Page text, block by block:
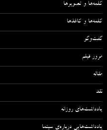
کلمه‌ها و تصویرها
کلمه‌ها و کاغذها
گفت‌وگو
مرور فیلم
مقاله‌
نقد
یادداشت‌های روزانه
یادداشت‌هایی درباره‌ی سینما